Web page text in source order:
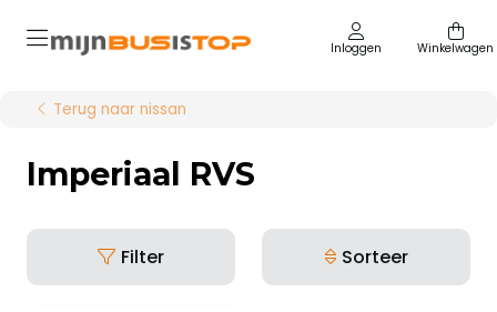
Inloggen Winkelwagen
Terug naar nissan
Imperiaal RVS
Filter Sorteer